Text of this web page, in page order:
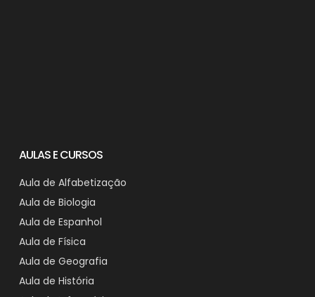
AULAS E CURSOS
Aula de Alfabetização
Aula de Biologia
Aula de Espanhol
Aula de Física
Aula de Geografia
Aula de História